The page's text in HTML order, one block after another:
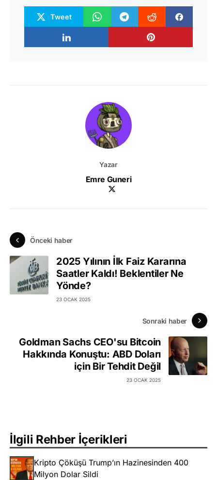
Tweet
Yazar
Emre Guneri
Önceki haber
2025 Yılının İlk Faiz Kararına
Saatler Kaldı! Beklentiler Ne
Yönde?
23 OCAK 2025
Sonraki haber
Goldman Sachs CEO'su Bitcoin
Hakkında Konuştu: ABD Doları
için Bir Tehdit Değil
23 OCAK 2025
İlgili Rehber İçerikleri
Kripto Çöküşü Trump’ın Hazinesinden 400
Milyon Dolar Sildi